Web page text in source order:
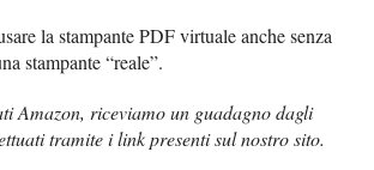
la stampante PDF virtuale anche senza
stampante “reale”.
Amazon, riceviamo un guadagno dagli
tramite i link presenti sul nostro sito.